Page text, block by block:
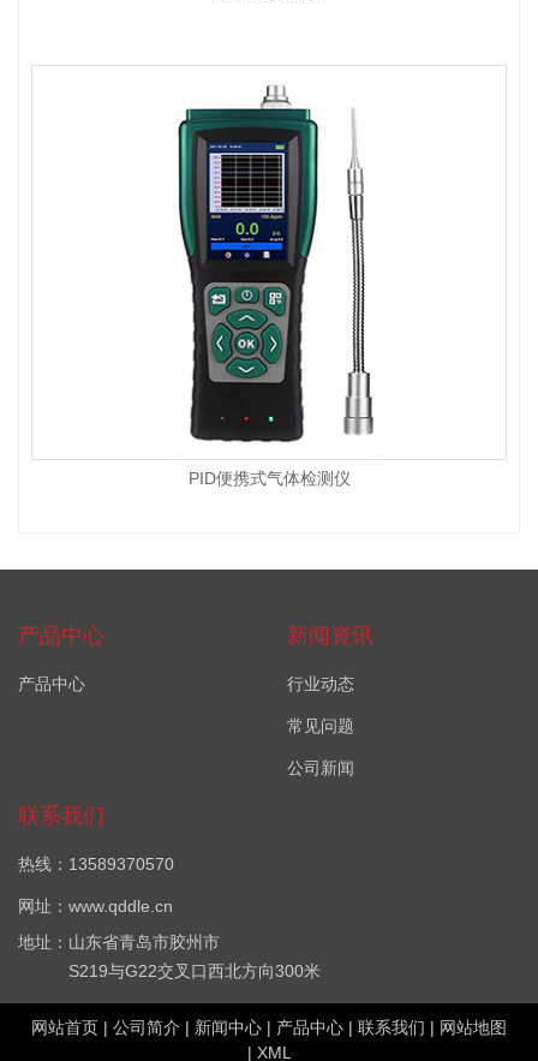
PID便携式气体检测仪
产品中心
产品中心
新闻资讯
行业动态
常见问题
公司新闻
联系我们
热线：13589370570
网址：www.qddle.cn
地址：山东省青岛市胶州市
S219与G22交叉口西北方向300米
网站首页 | 公司简介 | 新闻中心 | 产品中心 | 联系我们 | 网站地图
| XML